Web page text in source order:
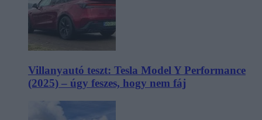
Villanyautó teszt: Tesla Model Y Performance
(2025) – úgy feszes, hogy nem fáj